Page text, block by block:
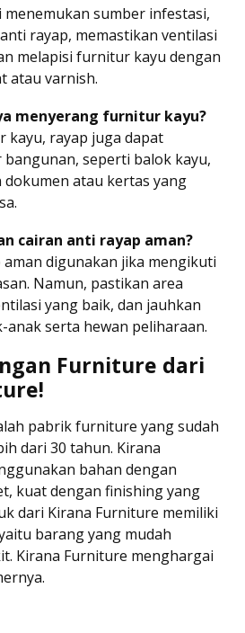
sumber infestasi,
rayap, memastikan ventilasi
melapisi furnitur kayu dengan
atau varnish.
menyerang furnitur kayu?
kayu, rayap juga dapat
seperti balok kayu,
atau kertas yang
cairan anti rayap aman?
aman digunakan jika mengikuti
Namun, pastikan area
yang baik, dan jauhkan
anak serta hewan peliharaan.
Furniture dari
pabrik furniture yang sudah
dari 30 tahun. Kirana
bahan dengan
kuat dengan finishing yang
dari Kirana Furniture memiliki
barang yang mudah
Kirana Furniture menghargai